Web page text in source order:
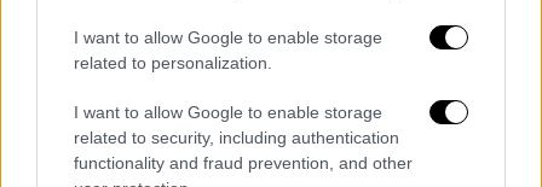
I want to allow Google to enable storage
related to personalization.
I want to allow Google to enable storage
related to security, including authentication
functionality and fraud prevention, and other
Το δικαστήριο έκρινε ότι «υπάρχει
στάδιο
αντιμετώπισης της ασθένειας
αγωγή», ενώ τα ζητήματα της οικογένειας
του ανήκουν «στιςσυνήθεις περιπτώσεις
που αφορούν την πλειοψηφία των πολιτών